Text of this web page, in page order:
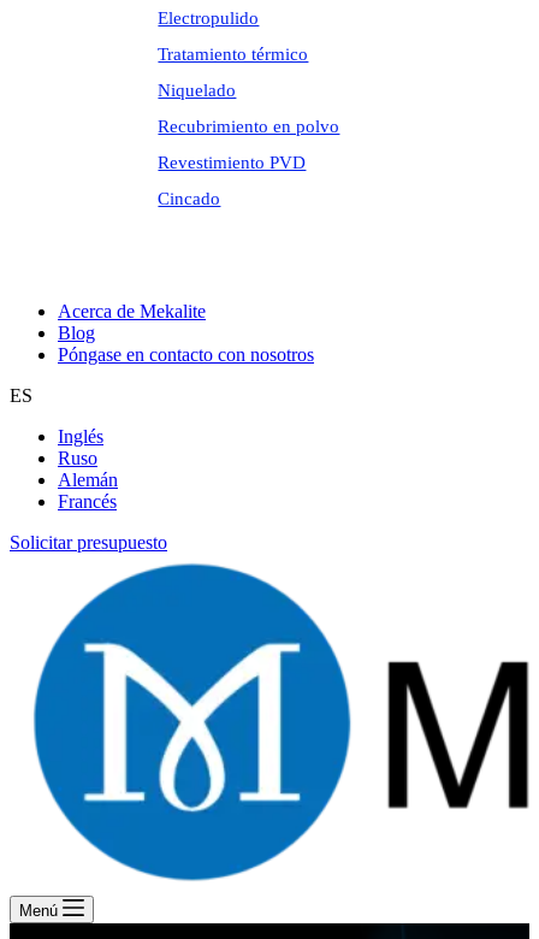
Electropulido
Tratamiento térmico
Niquelado
Recubrimiento en polvo
Revestimiento PVD
Cincado
Acerca de Mekalite
Blog
Póngase en contacto con nosotros
ES
Inglés
Ruso
Alemán
Francés
Solicitar presupuesto
Menú